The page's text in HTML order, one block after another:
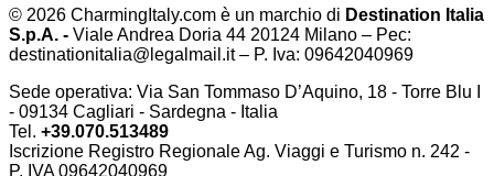
© 2026 CharmingItaly.com è un marchio di Destination Italia
S.p.A. - Viale Andrea Doria 44 20124 Milano – Pec:
destinationitalia@legalmail.it – P. Iva: 09642040969
Sede operativa: Via San Tommaso D’Aquino, 18 - Torre Blu I
- 09134 Cagliari - Sardegna - Italia
Tel. +39.070.513489
Iscrizione Registro Regionale Ag. Viaggi e Turismo n. 242 -
P. IVA09642040969